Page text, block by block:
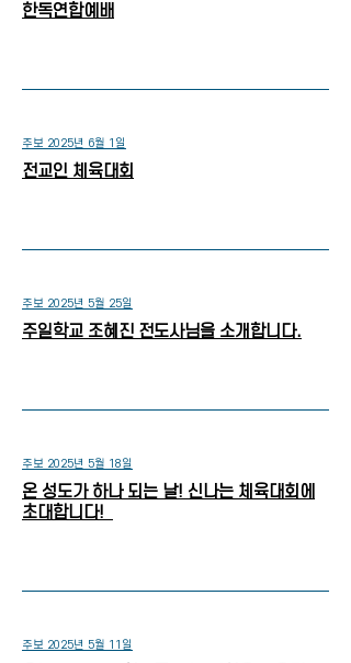
한독연합예배
주보 2025년 6월 1일
전교인 체육대회
주보 2025년 5월 25일
주일학교 조혜진 전도사님을 소개합니다.
주보 2025년 5월 18일
온 성도가 하나 되는 날! 신나는 체육대회에
초대합니다!
주보 2025년 5월 11일